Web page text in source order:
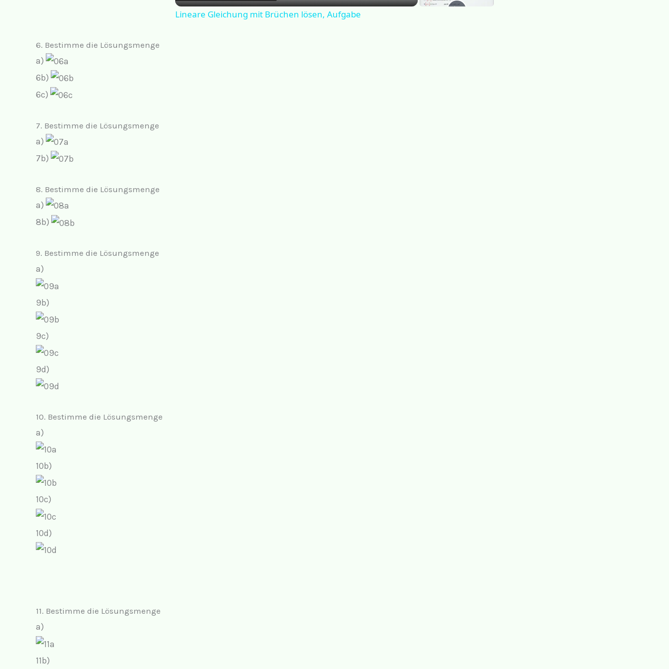
a
Lineare Gleichung mit Brüchen lösen, Aufgabe
6. Bestimme die Lösungsmenge
a)
6b)
6c)
7. Bestimme die Lösungsmenge
a)
7b)
8. Bestimme die Lösungsmenge
a)
8b)
9. Bestimme die Lösungsmenge
a)
9b)
9c)
9d)
10. Bestimme die Lösungsmenge
a)
10b)
10c)
10d)
11. Bestimme die Lösungsmenge
a)
11b)